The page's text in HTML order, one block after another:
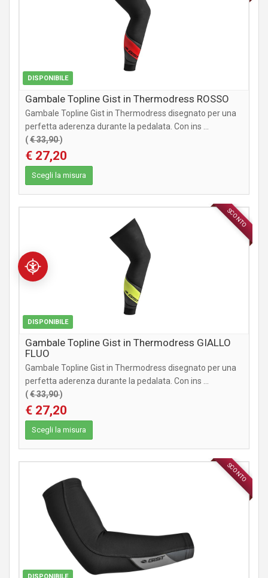
DISPONIBILE
Gambale Topline Gist in Thermodress ROSSO
Gambale Topline Gist in Thermodress disegnato per una
perfetta aderenza durante la pedalata. Con ins ...
(€ 33,90)
€ 27,20
Scegli la misura
SCONTO
DISPONIBILE
ABBIGLIAMENTO
Gambale Topline Gist in Thermodress GIALLO
FLUO
Gambale Topline Gist in Thermodress disegnato per una
perfetta aderenza durante la pedalata. Con ins ...
(€ 33,90)
€ 27,20
Scegli la misura
SCONTO
ABBIGLIAMENTO